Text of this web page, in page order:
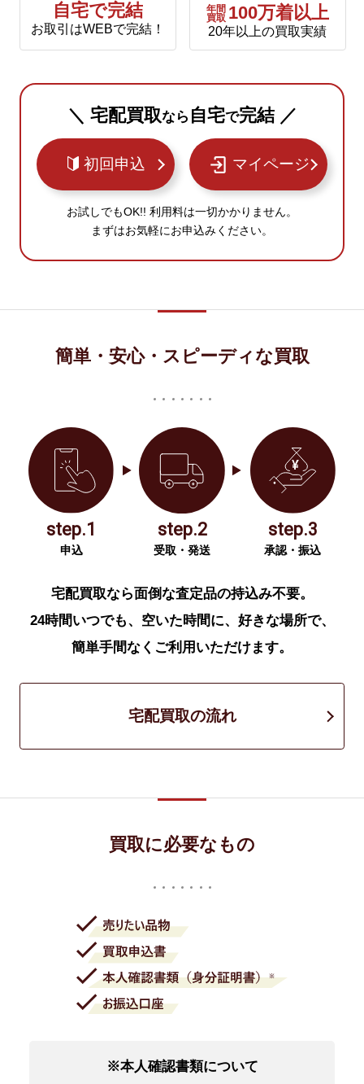
自宅で完結
お取引はWEBで完結！
年間
買取 100万着以上
20年以上の買取実績
＼ 宅配買取なら 自宅で完結 ／
初回申込 マイページ
お試しでもOK!! 利用料は一切かかりません。
まずはお気軽にお申込みください。
簡単・安心・スピーディな買取
step.1
申込
step.2
受取・発送
step.3
承認・振込
宅配買取なら面倒な査定品の持込み不要。
24時間いつでも、空いた時間に、好きな場所で、
簡単手間なくご利用いただけます。
宅配買取の流れ
買取に必要なもの
※本人確認書類について